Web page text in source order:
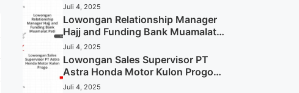
Consulting Lebak Tahun 2025
(Apply Now)
Juli 4, 2025
Lowongan Relationship Manager
Hajj and Funding Bank Muamalat
Pati Tahun 2025 (Lamar
Sekarang)
Juli 4, 2025
Lowongan Sales Supervisor PT
Astra Honda Motor Kulon Progo
Tahun 2025 (Resmi)
Juli 4, 2025